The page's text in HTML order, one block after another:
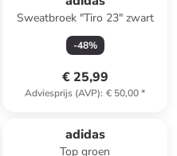
Sweatbroek "Tiro 23" zwart
-48%
€ 25,99
Adviesprijs (AVP): € 50,00*
adidas
Top groen